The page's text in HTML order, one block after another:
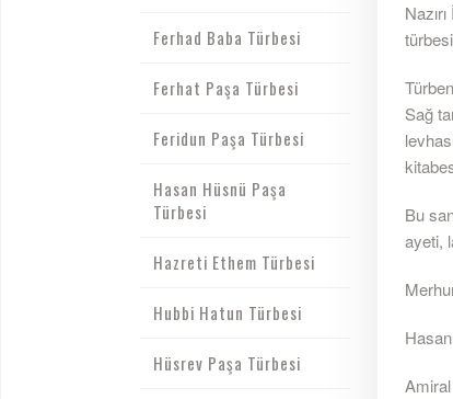
Ferhad Baba Türbesi
Ferhat Paşa Türbesi
Feridun Paşa Türbesi
Hasan Hüsnü Paşa
Türbesi
Hazreti Ethem Türbesi
Hubbi Hatun Türbesi
Hüsrev Paşa Türbesi
Sağ
Bu
ayeti,